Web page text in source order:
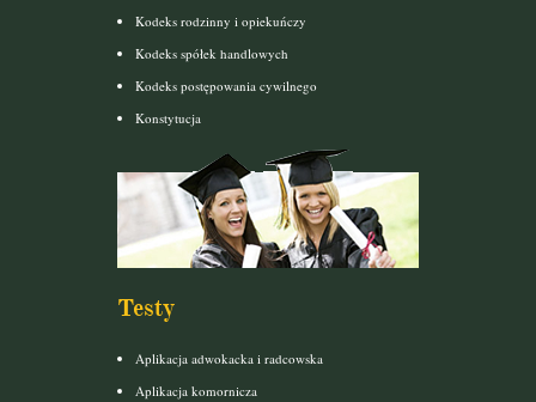
Kodeks rodzinny i opiekuńczy
Kodeks spółek handlowych
Kodeks postępowania cywilnego
Konstytucja
Testy
Aplikacja adwokacka i radcowska
Aplikacja komornicza